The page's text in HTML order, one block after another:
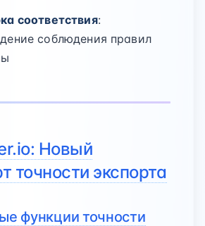
соответствия:
соблюдения правил
Новый
точности экспорта
функции точности